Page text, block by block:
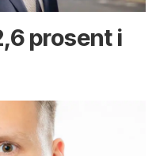
prosent i